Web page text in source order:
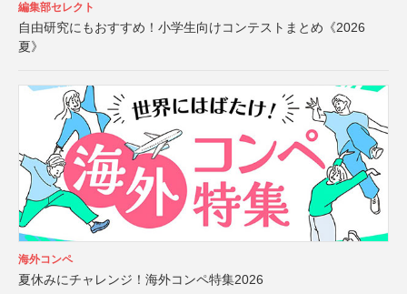
編集部セレクト
自由研究にもおすすめ！小学生向けコンテストまとめ《2026
夏》
海外コンペ
夏休みにチャレンジ！海外コンペ特集2026